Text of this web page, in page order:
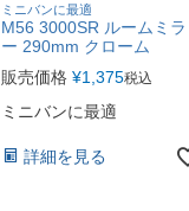
ミニバンに最適
M56 3000SR ルームミラ
ー 290mm クローム
販売価格 ¥1,375税込
ミニバンに最適
詳細を見る